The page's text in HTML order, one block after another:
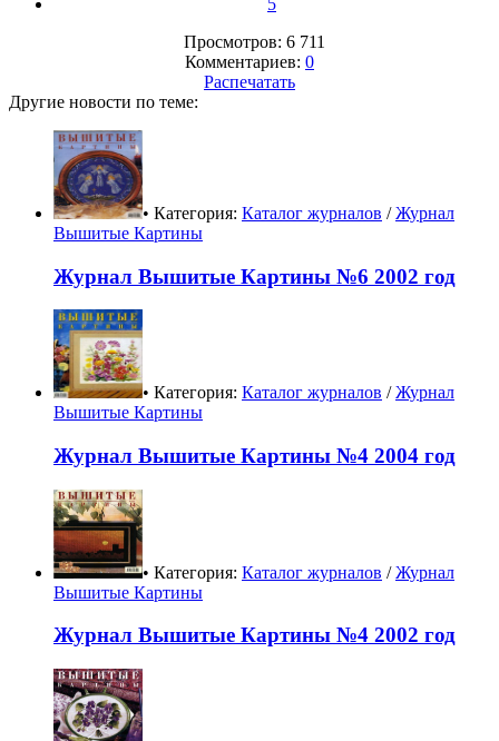
Просмотров: 6 711
Комментариев: 0
Распечатать
Другие новости по теме:
• Категория: Каталог журналов /Журнал
Вышитые Картины
Журнал Вышитые Картины №6 2002 год
• Категория: Каталог журналов /Журнал
Вышитые Картины
Журнал Вышитые Картины №4 2004 год
• Категория: Каталог журналов /Журнал
Вышитые Картины
Журнал Вышитые Картины №4 2002 год